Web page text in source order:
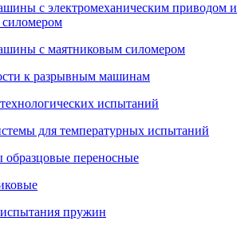
с электромеханическим приводом и
с маятниковым силомером
к разрывным машинам
испытаний
для температурных испытаний
переносные
пружин